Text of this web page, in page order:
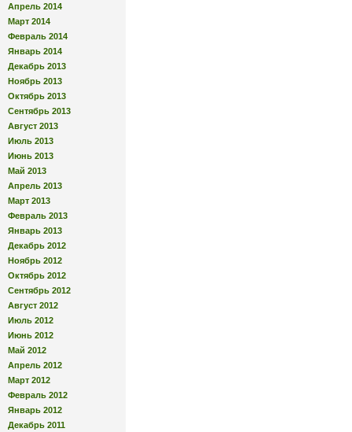
Апрель 2014
Март 2014
Февраль 2014
Январь 2014
Декабрь 2013
Ноябрь 2013
Октябрь 2013
Сентябрь 2013
Август 2013
Июль 2013
Июнь 2013
Май 2013
Апрель 2013
Март 2013
Февраль 2013
Январь 2013
Декабрь 2012
Ноябрь 2012
Октябрь 2012
Сентябрь 2012
Август 2012
Июль 2012
Июнь 2012
Май 2012
Апрель 2012
Март 2012
Февраль 2012
Январь 2012
Декабрь 2011